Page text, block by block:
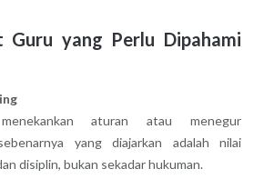
Guru yang Perlu Dipahami
aturan atau menegur
yang diajarkan adalah nilai
disiplin, bukan sekadar hukuman.